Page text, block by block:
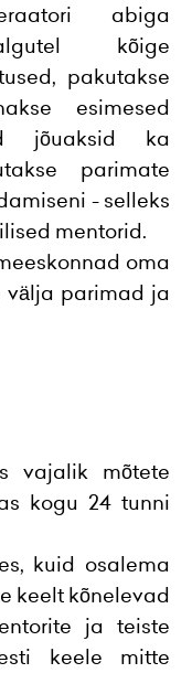
abiga
kõige
pakutakse
esimesed
jõuaksid ka
parimate
- selleks
mentorid.
oma
välja parimad ja
vajalik mõtete
kogu 24 tunni
kuid osalema
keelt kõnelevad
ja teiste
keele mitte